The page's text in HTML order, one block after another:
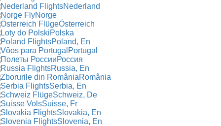
Nederland
Norge
Österreich
Polska
Poland, En
Portugal
Россия
Russia, En
România
Serbia, En
Schweiz, De
Suisse, Fr
Slovakia, En
Slovenia, En